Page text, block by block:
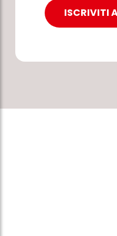
ISCRIVITI